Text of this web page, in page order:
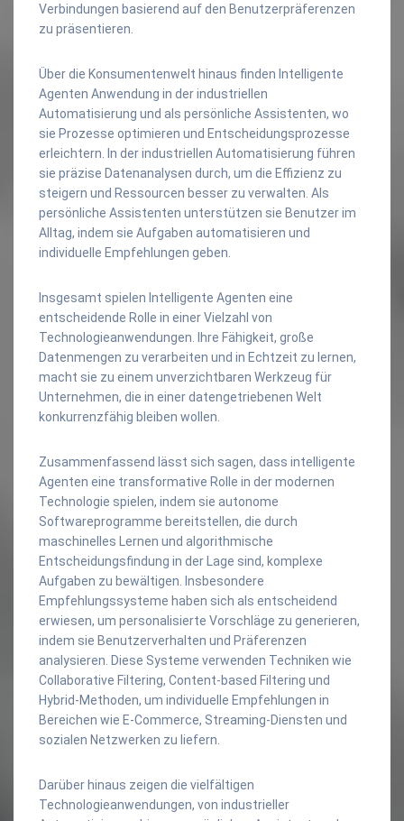
Verbindungen basierend auf den Benutzerpräferenzen
zu präsentieren.
Über die Konsumentenwelt hinaus finden Intelligente
Agenten Anwendung in der industriellen
Automatisierung und als persönliche Assistenten, wo
sie Prozesse optimieren und Entscheidungsprozesse
erleichtern. In der industriellen Automatisierung führen
sie präzise Datenanalysen durch, um die Effizienz zu
steigern und Ressourcen besser zu verwalten. Als
persönliche Assistenten unterstützen sie Benutzer im
Alltag, indem sie Aufgaben automatisieren und
individuelle Empfehlungen geben.
Insgesamt spielen Intelligente Agenten eine
entscheidende Rolle in einer Vielzahl von
Technologieanwendungen. Ihre Fähigkeit, große
Datenmengen zu verarbeiten und in Echtzeit zu lernen,
macht sie zu einem unverzichtbaren Werkzeug für
Unternehmen, die in einer datengetriebenen Welt
konkurrenzfähig bleiben wollen.
Zusammenfassend lässt sich sagen, dass intelligente
Agenten eine transformative Rolle in der modernen
Technologie spielen, indem sie autonome
Softwareprogramme bereitstellen, die durch
maschinelles Lernen und algorithmische
Entscheidungsfindung in der Lage sind, komplexe
Aufgaben zu bewältigen. Insbesondere
Empfehlungssysteme haben sich als entscheidend
erwiesen, um personalisierte Vorschläge zu generieren,
indem sie Benutzerverhalten und Präferenzen
analysieren. Diese Systeme verwenden Techniken wie
Collaborative Filtering, Content-based Filtering und
Hybrid-Methoden, um individuelle Empfehlungen in
Bereichen wie E-Commerce, Streaming-Diensten und
sozialen Netzwerken zu liefern.
Darüber hinaus zeigen die vielfältigen
Technologieanwendungen, von industrieller